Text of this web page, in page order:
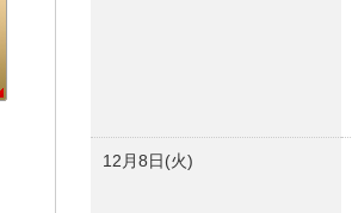
12月8日(火)